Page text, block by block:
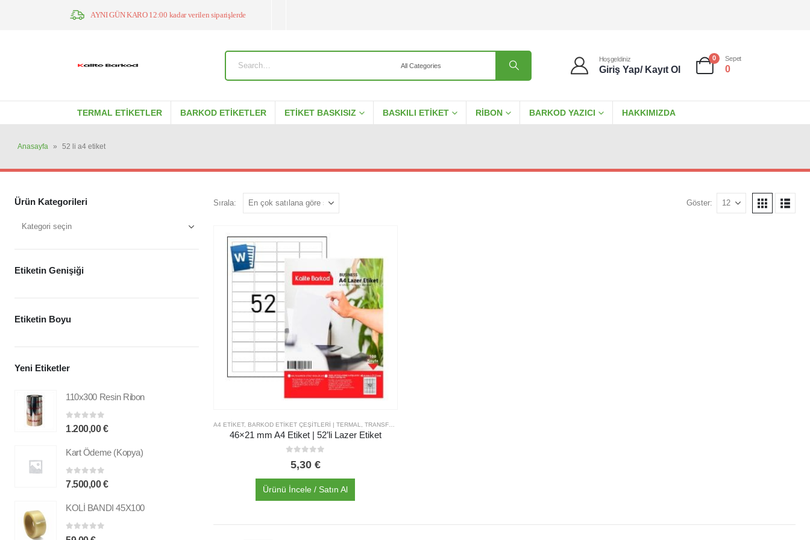
AYNI GÜN KARO 12:00 kadar verilen siparişlerde
Hoşgeldiniz
Giriş Yap/ Kayıt Ol
0 Sepet
0
TERMAL ETIKETLER BARKOD ETIKETLER ETIKET BASKISIZ BASKILI ETIKET RIBON BARKOD YAZICI HAKKIMIZDA
Anasayfa » 52 li a4 etiket
Sırala: Göster:
A4 ETIKET, BARKOD ETIKET ÇEŞITLERI | TERMAL, TRANSFER VE DAHA FAZLASI | KALITE BARKOD
46×21 mm A4 Etiket | 52’li Lazer Etiket
5,30 €
Ürünü İncele / Satın Al
Ürün Kategorileri
Etiketin Genişiği
Etiketin Boyu
Yeni Etiketler
110x300 Resin Ribon
0 out of 5
1.200,00€
Kart Ödeme (Kopya)
0out of 5
7.500,00€
KOLİ BANDI 45X100
0out of 5